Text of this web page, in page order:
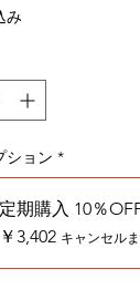
格み
ション *
定期購入 10％
￥3,402 キャンセル